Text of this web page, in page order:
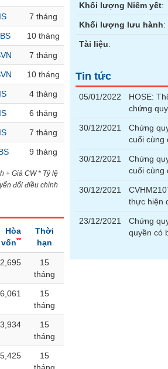
7 tháng
10 tháng
7 tháng
10 tháng
4 tháng
6 tháng
7 tháng
9 tháng
+ Giá CW * Tỷ lệ
đổi điều chỉnh
Hòa
vốn**
Thời
hạn
15
tháng
15
tháng
15
tháng
15
Khối lượng Niêm yết:
Khối lượng lưu hành:
Tài liệu:
Tin tức
05/01/2022
HOSE:
chứng
30/12/2021
Chứng
cuối cùng
30/12/2021
Chứng
cuối cùng
30/12/2021
thực hiện
23/12/2021
Chứng
quyền có